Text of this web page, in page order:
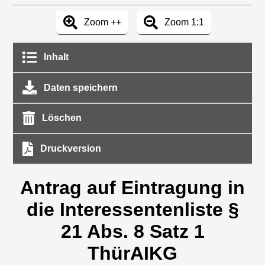
Zoom ++ Zoom 1:1
Inhalt
Daten speichern
Löschen
Druckversion
Antrag auf Eintragung in
die Interessentenliste §
21 Abs. 8 Satz 1
ThürAIKG